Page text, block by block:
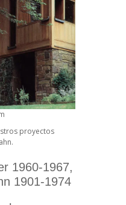
proyectos
1960-1967,
1901-1974